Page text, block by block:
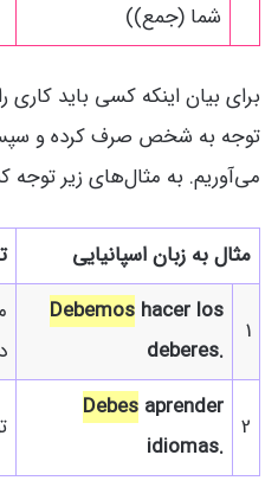
شما (جمع))
برای بیان اینکه کسی باید کاری
توجه به شخص صرف کرده و
می‌آوریم. به مثال‌های زیر توجه
مثال به زبان اسپانیایی
1
Debemos hacer los
deberes.
2
Debes aprender
idiomas.